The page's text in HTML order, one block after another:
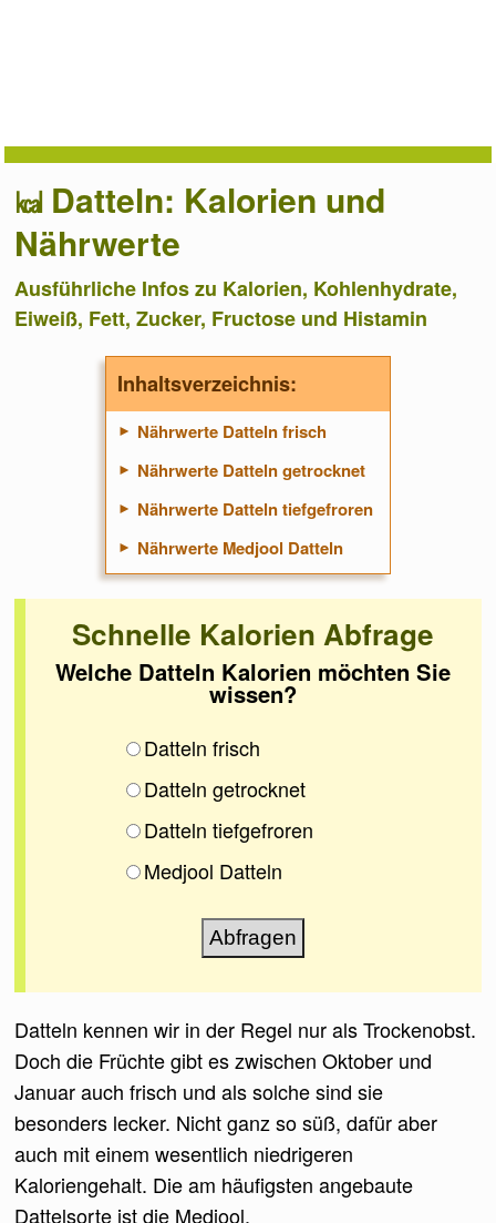
Datteln: Kalorien und
Nährwerte
Ausführliche Infos zu Kalorien, Kohlenhydrate,
Eiweiß, Fett, Zucker, Fructose und Histamin
Inhaltsverzeichnis:
Nährwerte Datteln frisch
Nährwerte Datteln getrocknet
Nährwerte Datteln tiefgefroren
Nährwerte Medjool Datteln
Schnelle Kalorien Abfrage
Welche Datteln Kalorien möchten Sie
wissen?
Datteln frisch
Datteln getrocknet
Datteln tiefgefroren
Medjool Datteln
Datteln kennen wir in der Regel nur als Trockenobst.
Doch die Früchte gibt es zwischen Oktober und
Januar auch frisch und als solche sind sie
besonders lecker. Nicht ganz so süß, dafür aber
auch mit einem wesentlich niedrigeren
Kaloriengehalt. Die am häufigsten angebaute
Dattelsorte ist die Medjool.